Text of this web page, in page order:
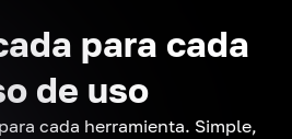
para cada
de uso
cada herramienta. Simple,